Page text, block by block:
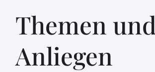
Themen und
Anliegen